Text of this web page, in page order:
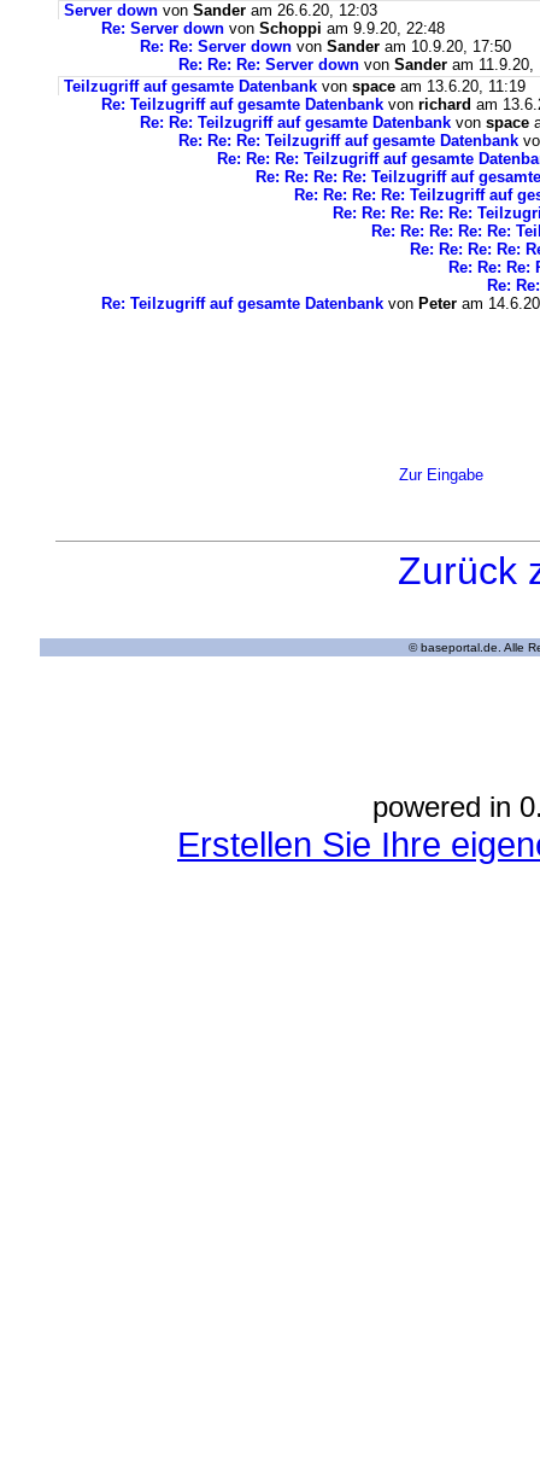
Server down von Sander am 26.6.20, 12:03
Re: Server down von Schoppi am 9.9.20, 22:48
Re: Re: Server down von Sander am 10.9.20, 17:50
Re: Re: Re: Server down von Sander am 11.9.20,
Teilzugriff auf gesamte Datenbank von space am 13.6.20, 11:19
Re: Teilzugriff auf gesamte Datenbank von richard am
Re: Re: Teilzugriff auf gesamte Datenbank von space
Re: Re: Re: Teilzugriff auf gesamte Datenbank
Re: Re: Re: Teilzugriff auf gesamte
Re: Re: Re: Re: Teilzugriff auf
Re: Re: Re: Re: Teilzugriff auf
Re: Re: Re: Re: Re:
Re: Re: Re: Re: Re:
Re: Re: Re: Re:
Re: Re: Re:
Re:
Re: Teilzugriff auf gesamte Datenbank von Peter am
Zur Eingabe
Zurück
© baseportal.de. Alle
powered in
Erstellen Sie Ihre